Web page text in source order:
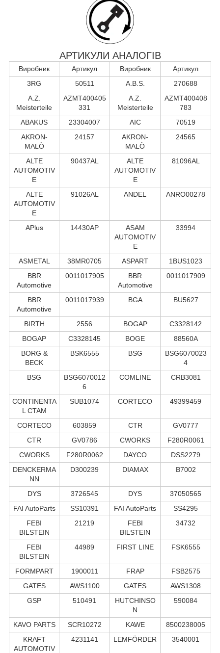
АРТИКУЛИ АНАЛОГІВ
Виробник Артикул Виробник
Артикул
3RG
50511 A.B.S.
270688
A.Z.
Meisterteile
AZMT400405
331
A.Z.
Meisterteile
AZMT400408
783
ABAKUS
23304007 AIC
70519
AKRON-
MALÒ
24157
AKRON-
MALÒ
24565
ALTE
AUTOMOTIV
E
90437AL
ALTE
AUTOMOTIV
E
81096AL
ALTE
AUTOMOTIV
E
91026AL ANDEL ANRO00278
APlus 14430AP
ASAM
AUTOMOTIV
E
33994
ASMETAL 38MR0705 ASPART
1BUS1023
BBR
Automotive
0011017905
BBR
Automotive
0011017909
BBR
Automotive
0011017939 BGA BU5627
BIRTH 2556 BOGAP
C3328142
BOGAP
C3328145 BOGE
88560A
BORG &
BECK
BSK6555 BSG
BSG6070023
4
BSG
BSG6070012
6
COMLINE CRB3081
CONTINENTA
L CTAM
SUB1074 CORTECO 49399459
CORTECO 603859 CTR
GV0777
CTR
GV0786 CWORKS
F280R0061
CWORKS
F280R0062 DAYCO
DSS2279
DENCKERMA
NN
D300239 DIAMAX B7002
DYS 3726545 DYS
37050565
FAI AutoParts
SS10391 FAI AutoParts
SS4295
FEBI
BILSTEIN
21219
FEBI
BILSTEIN
34732
FEBI
BILSTEIN
44989 FIRST LINE FSK6555
FORMPART 1900011 FRAP
FSB2575
GATES
AWS1100 GATES
AWS1308
GSP
510491
HUTCHINSO
N
590084
KAVO PARTS SCR10272 KAWE
8500238005
KRAFT
AUTOMOTIV
4231141 LEMFÖRDER 3540001